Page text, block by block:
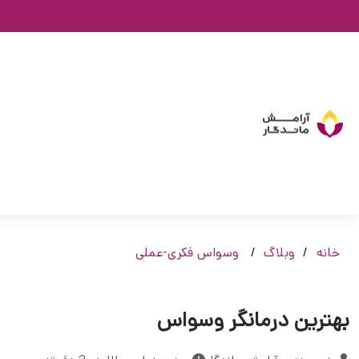
خانه وبلاگ وسواس فکری-عملی
بهترین درمانگر وسواس